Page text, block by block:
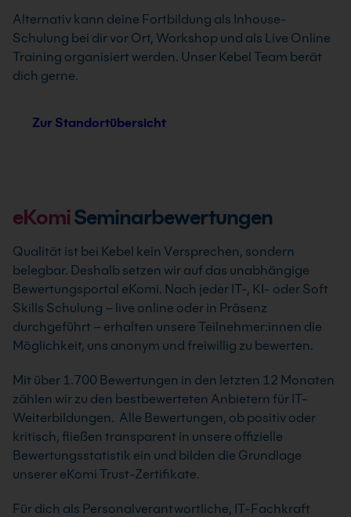
Alternativ kann deine Fortbildung als Inhouse-
Schulung bei dir vor Ort, Workshop und als Live Online
Training organisiert werden. Unser Kebel Team berät
dich gerne.
Zur Standortübersicht
eKomiSeminarbewertungen
Qualität ist bei Kebel kein Versprechen, sondern
belegbar. Deshalb setzen wir auf das unabhängige
Bewertungsportal eKomi. Nach jeder IT-, KI- oder Soft
Skills Schulung – live online oder in Präsenz
durchgeführt – erhalten unsere Teilnehmer:innen die
Möglichkeit, uns anonym und freiwillig zu bewerten.
Mit über 1.700 Bewertungen in den letzten 12 Monaten
zählen wir zu den bestbewerteten Anbietern für IT-
Weiterbildungen. Alle Bewertungen, ob positiv oder
kritisch, fließen transparent in unsere offizielle
Bewertungsstatistik ein und bilden die Grundlage
unserer eKomi Trust-Zertifikate.
Für dich als Personalverantwortliche, IT-Fachkraft